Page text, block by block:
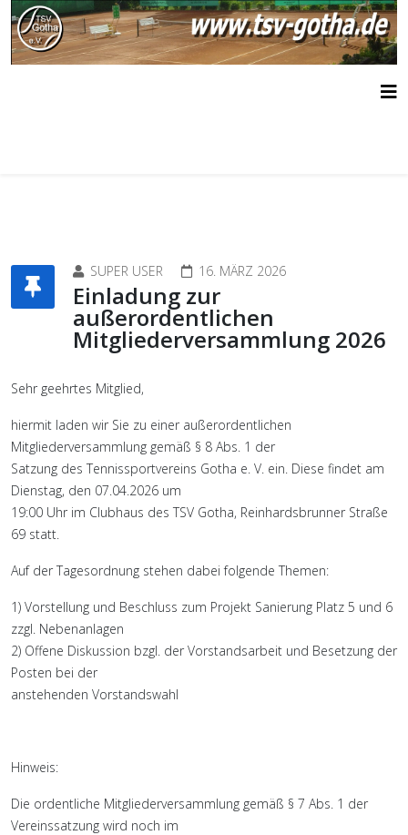
SUPER USER 16. MÄRZ 2026
Einladung zur
außerordentlichen
Mitgliederversammlung 2026
Sehr geehrtes Mitglied,
hiermit laden wir Sie zu einer außerordentlichen
Mitgliederversammlung gemäß § 8 Abs. 1 der
Satzung des Tennissportvereins Gotha e. V. ein. Diese findet am
Dienstag, den 07.04.2026 um
19:00 Uhr im Clubhaus des TSV Gotha, Reinhardsbrunner Straße
69 statt.
Auf der Tagesordnung stehen dabei folgende Themen:
1) Vorstellung und Beschluss zum Projekt Sanierung Platz 5 und 6
zzgl. Nebenanlagen
2) Offene Diskussion bzgl. der Vorstandsarbeit und Besetzung der
Posten bei der
anstehenden Vorstandswahl
Hinweis:
Die ordentliche Mitgliederversammlung gemäß § 7 Abs. 1 der
Vereinssatzung wird noch im